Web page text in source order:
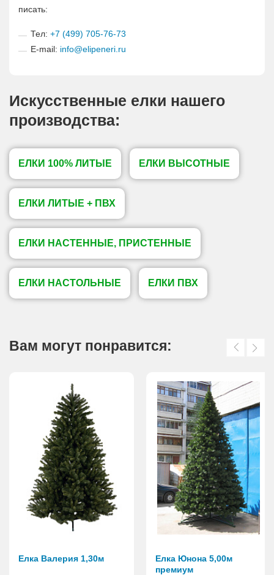
писать:
Тел: +7 (499) 705-76-73
E-mail: info@elipeneri.ru
Искусственные елки нашего
производства:
ЕЛКИ 100% ЛИТЫЕ ЕЛКИ ВЫСОТНЫЕ
ЕЛКИ ЛИТЫЕ + ПВХ
ЕЛКИ НАСТЕННЫЕ, ПРИСТЕННЫЕ
ЕЛКИ НАСТОЛЬНЫЕ ЕЛКИ ПВХ
Вам могут понравится:
Елка Валерия 1,30м
Елка Юнона 5,00м
премиум